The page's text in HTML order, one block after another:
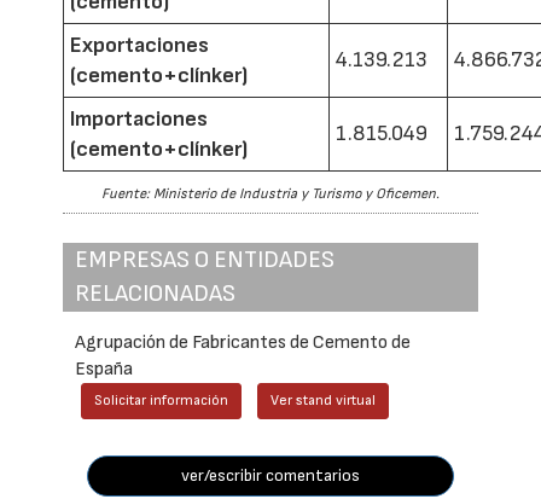
Exportaciones
(cemento+clínker)
4.139.213
Importaciones
(cemento+clínker)
1.815.049
Fuente: Ministerio de Industria y Turismo y Oficemen.
EMPRESAS O ENTIDADES
RELACIONADAS
Agrupación de Fabricantes de Cemento de
España
Solicitar información Ver stand virtual
ver/escribir comentarios